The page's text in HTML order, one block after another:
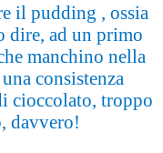
il pudding , ossia
dire, ad un primo
manchino nella
consistenza
cioccolato, troppo
davvero!